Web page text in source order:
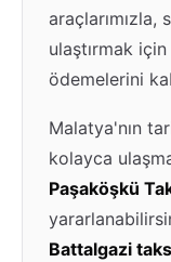
ulaştırmak için
ödemelerini
Malatya'nın
kolayca
Paşaköşkü
Battalgazi